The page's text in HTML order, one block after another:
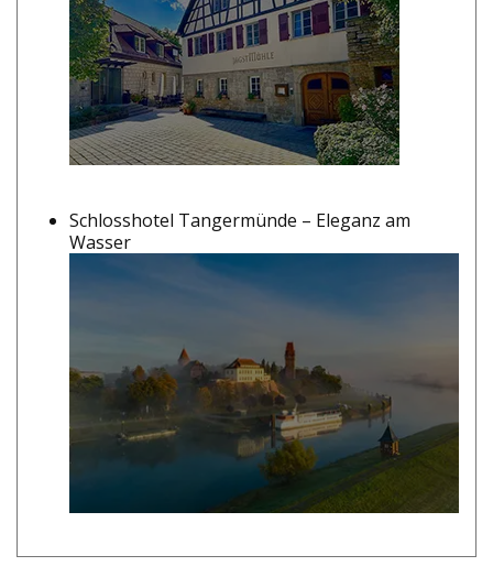
Schlosshotel Tangermünde – Eleganz am
Wasser